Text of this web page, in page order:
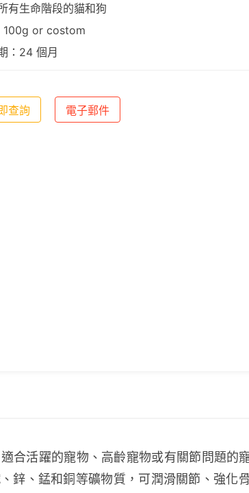
有生命階段的貓和狗
100g or costom
：24 個月
查詢 電子郵件
合活躍的寵物、高齡寵物或有關節問題的
、錳和銅等礦物質，可潤滑關節、強化骨